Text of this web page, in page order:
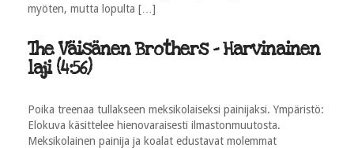
myöten, mutta lopulta […]
The Väisänen Brothers - Harvinainen
laji (4:56)
Poika treenaa tullakseen meksikolaiseksi painijaksi. Ympäristö:
Elokuva käsittelee hienovaraisesti ilmastonmuutosta.
Meksikolainen painija ja koalat edustavat molemmat